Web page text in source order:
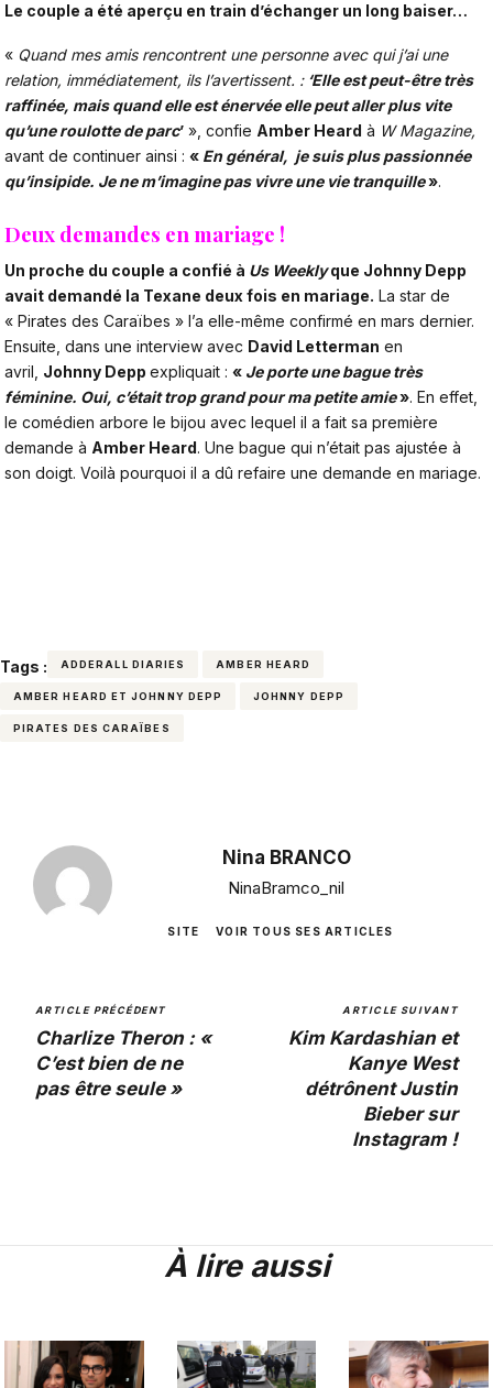
Le couple a été aperçu en train d’échanger un long baiser…
« Quand mes amis rencontrent une personne avec qui j’ai une
relation, immédiatement, ils l’avertissent. :‘Elle est peut-être très
raffinée, mais quand elle est énervée elle peut aller plus vite
qu’une roulotte de parc’ », confie Amber Heard à W Magazine,
avant de continuer ainsi : « En général, je suis plus passionnée
qu’insipide. Je ne m’imagine pas vivre une vie tranquille».
Deux demandes en mariage !
Un proche du couple a confié à Us Weeklyque Johnny Depp
avait demandé la Texane deux fois en mariage. La star de
« Pirates des Caraïbes » l’a elle-même confirmé en mars dernier.
Ensuite, dans une interview avec David Letterman en
avril, Johnny Depp expliquait : « Je porte une bague très
féminine. Oui, c’était trop grand pour ma petite amie». En effet,
le comédien arbore le bijou avec lequel il a fait sa première
demande à Amber Heard. Une bague qui n’était pas ajustée à
son doigt. Voilà pourquoi il a dû refaire une demande en mariage.
Tags : ADDERALL DIARIES AMBER HEARD
AMBER HEARD ET JOHNNY DEPP JOHNNY DEPP
PIRATES DES CARAÏBES
Nina BRANCO
NinaBramco_nil
SITE VOIR TOUS SES ARTICLES
ARTICLE PRÉCÉDENT
Charlize Theron : «
C’est bien de ne
pas être seule »
ARTICLE SUIVANT
Kim Kardashian et
Kanye West
détrônent Justin
Bieber sur
Instagram !
À lire aussi